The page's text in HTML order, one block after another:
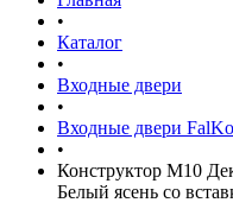
•
Каталог
•
Входные двери
•
Входные двери FalKo
•
Конструктор М10
Белый ясень со